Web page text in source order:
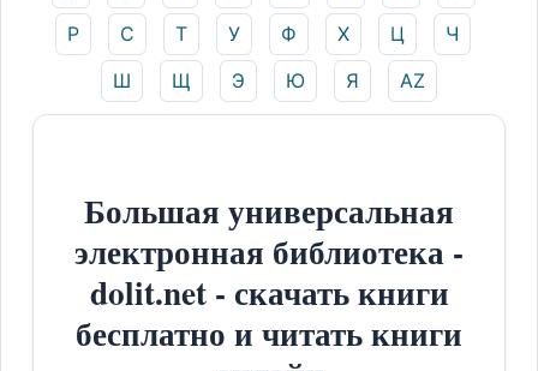
Р
С Т У Ф Х Ц
Ч
Ш
Щ Э Ю Я AZ
Большая универсальная
электронная библиотека -
dolit.net - скачать книги
бесплатно и читать книги